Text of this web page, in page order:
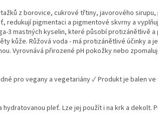
z borovice, cukrové třtiny, javorového
redukují pigmentaci a pigmentové skvrny a
3 mastných kyselin, které působí protizánětlivě
kůže. Růžová voda - má protizánětlivé účinky a
Vyrovnává přirozené pH pokožky nebo
pro vegany a vegetariány ✓ Produkt je balen
hydratovanou pleť. Lze jej použít i na krk a